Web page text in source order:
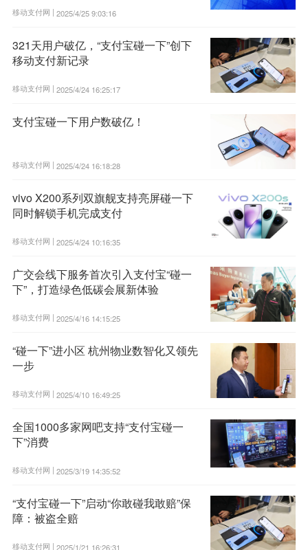
移动支付网 | 2025/4/25 9:03:16
321天用户破亿，“支付宝碰一下”创下
移动支付新记录
移动支付网 | 2025/4/24 16:25:17
支付宝碰一下用户数破亿！
移动支付网 | 2025/4/24 16:18:28
vivo X200系列双旗舰支持亮屏碰一下
同时解锁手机完成支付
移动支付网 | 2025/4/24 10:16:35
广交会线下服务首次引入支付宝“碰一
下”，打造绿色低碳会展新体验
移动支付网 | 2025/4/16 14:15:25
“碰一下”进小区 杭州物业数智化又领先
一步
移动支付网 | 2025/4/10 16:49:25
全国1000多家网吧支持“支付宝碰一
下”消费
移动支付网 | 2025/3/19 14:35:52
“支付宝碰一下”启动“你敢碰我敢赔”保
障：被盗全赔
移动支付网 | 2025/1/21 16:26:31